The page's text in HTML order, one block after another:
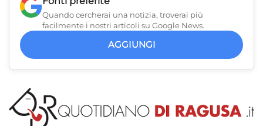
Quando cercherai una notizia, troverai più
facilmente i nostri articoli su Google News.
AGGIUNGI